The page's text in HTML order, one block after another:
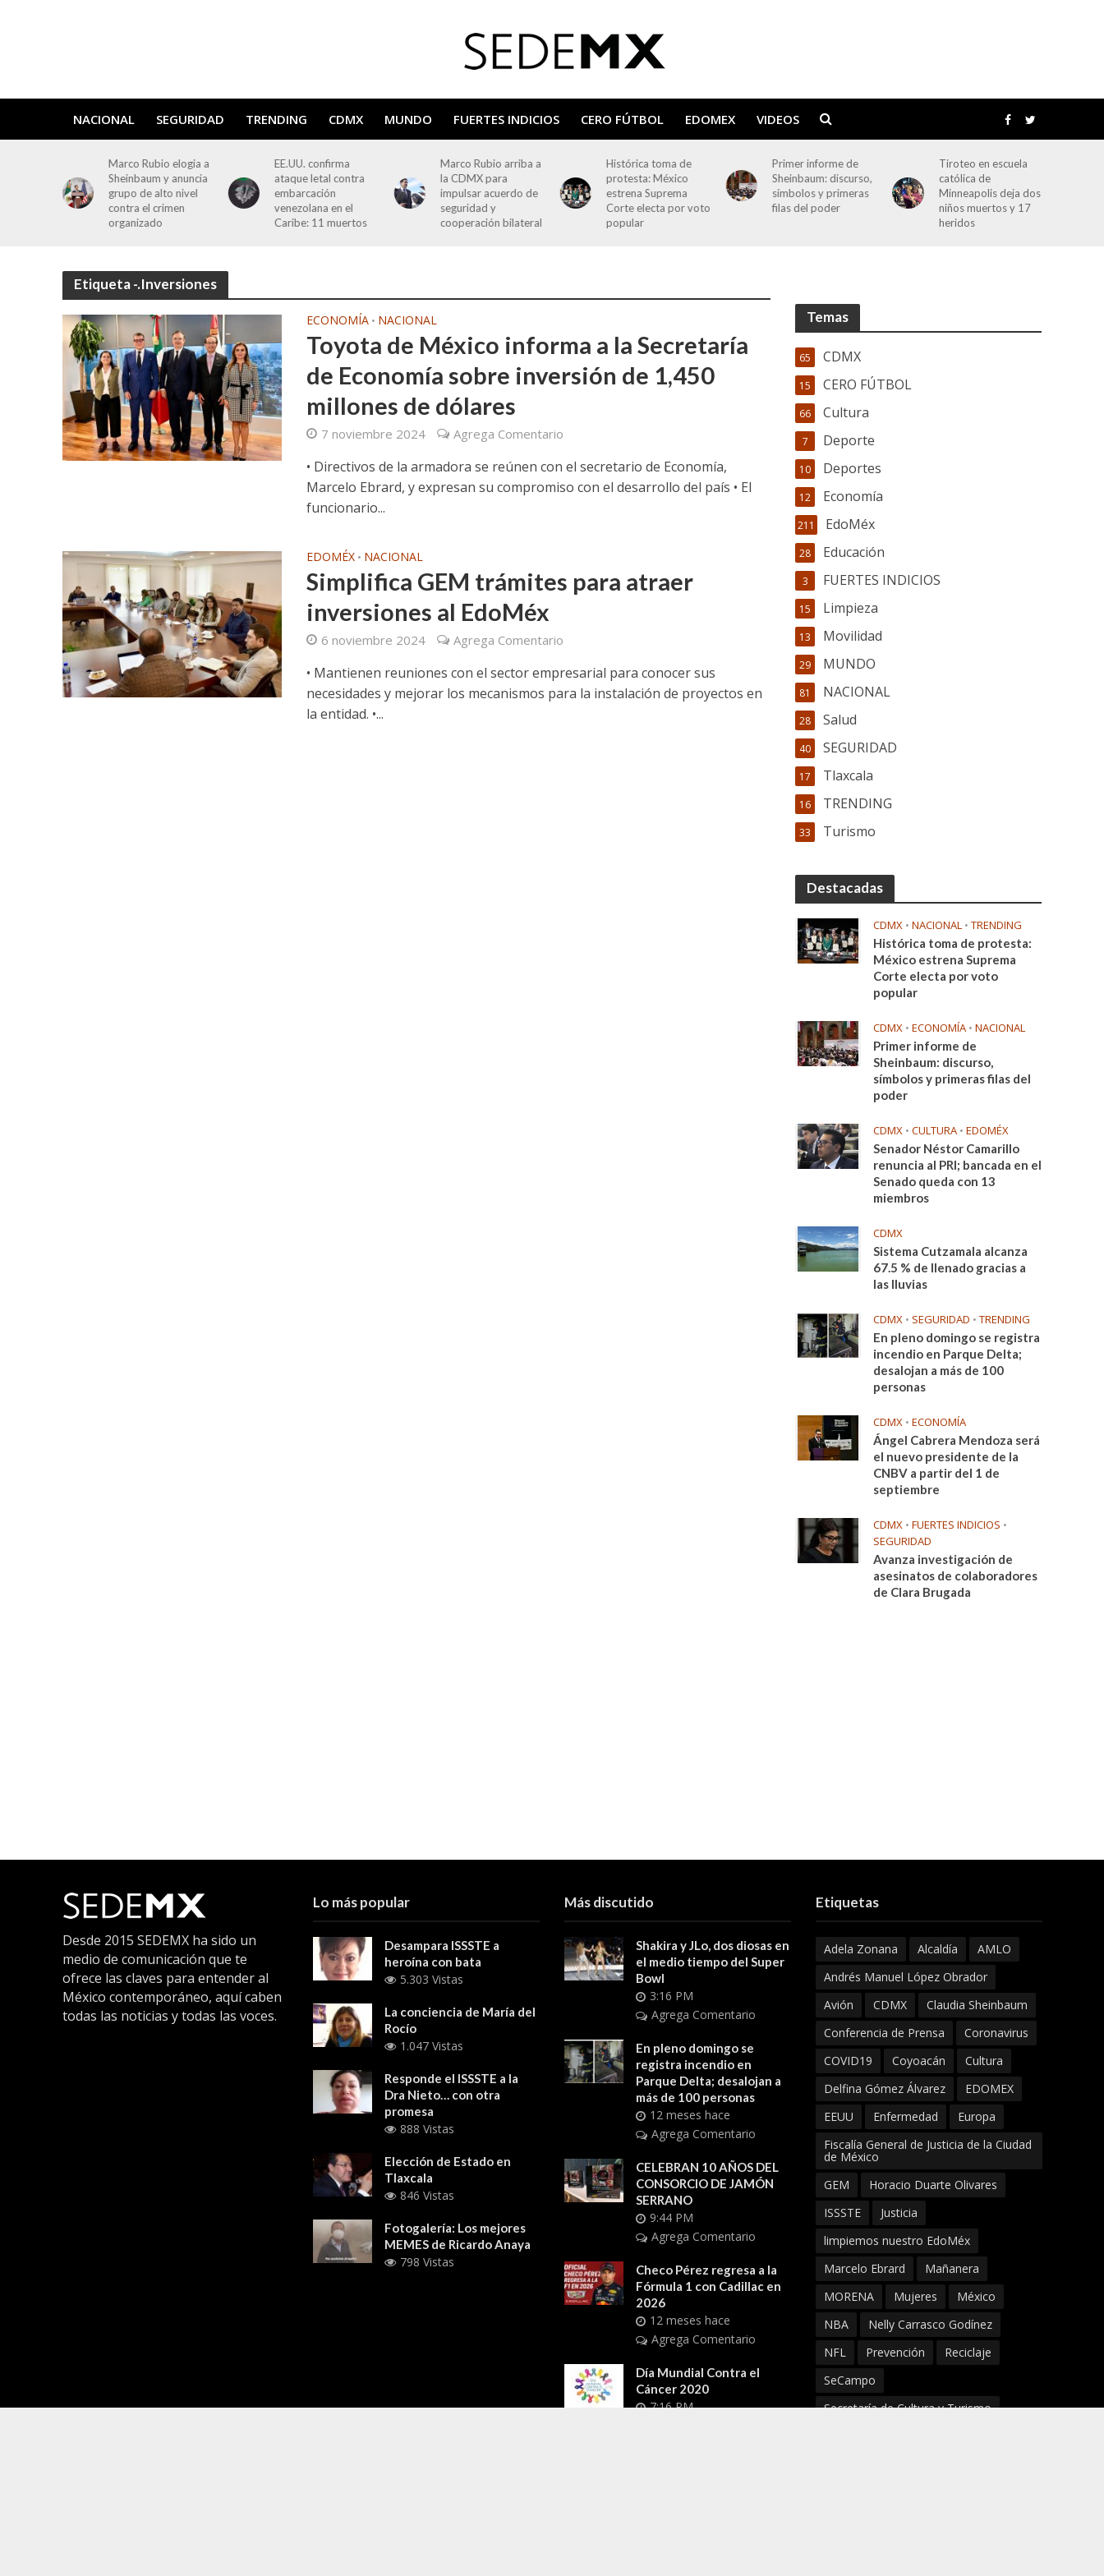
NACIONAL SEGURIDAD TRENDING CDMX MUNDO FUERTES INDICIOS CERO FÚTBOL EDOMEX VIDEOS
Marco Rubio elogia a
Sheinbaum y anuncia
grupo de alto nivel
contra el crimen
organizado
EE.UU. confirma
ataque letal contra
embarcación
venezolana en el
Caribe: 11 muertos
Marco Rubio arriba a
la CDMX para
impulsar acuerdo de
seguridad y
cooperación bilateral
Histórica toma de
protesta: México
estrena Suprema
Corte electa por voto
popular
Primer informe de
Sheinbaum: discurso,
símbolos y primeras
filas del poder
Tiroteo en escuela
católica de
Minneapolis deja dos
niños muertos y 17
heridos
Etiqueta -.Inversiones
ECONOMÍA • NACIONAL
Toyota de México informa a la Secretaría
de Economía sobre inversión de 1,450
millones de dólares
7 noviembre 2024 Agrega Comentario
• Directivos de la armadora se reúnen con el secretario de Economía,
Marcelo Ebrard, y expresan su compromiso con el desarrollo del país • El
funcionario...
EDOMÉX • NACIONAL
Simplifica GEM trámites para atraer
inversiones al EdoMéx
6 noviembre 2024 Agrega Comentario
• Mantienen reuniones con el sector empresarial para conocer sus
necesidades y mejorar los mecanismos para la instalación de proyectos en
la entidad. •...
Temas
CDMX
65
CERO FÚTBOL
15
Cultura
66
Deporte
7
Deportes
10
Economía
12
EdoMéx
211
Educación
28
FUERTES INDICIOS
3
Limpieza
15
Movilidad
13
MUNDO
29
NACIONAL
81
Salud
28
SEGURIDAD
40
Tlaxcala
17
TRENDING
16
Turismo
33
Destacadas
CDMX • NACIONAL • TRENDING
Histórica toma de protesta:
México estrena Suprema
Corte electa por voto
popular
CDMX • ECONOMÍA • NACIONAL
Primer informe de
Sheinbaum: discurso,
símbolos y primeras filas del
poder
CDMX • CULTURA • EDOMÉX
Senador Néstor Camarillo
renuncia al PRI; bancada en el
Senado queda con 13
miembros
CDMX
Sistema Cutzamala alcanza
67.5 % de llenado gracias a
las lluvias
CDMX • SEGURIDAD • TRENDING
En pleno domingo se registra
incendio en Parque Delta;
desalojan a más de 100
personas
CDMX • ECONOMÍA
Ángel Cabrera Mendoza será
el nuevo presidente de la
CNBV a partir del 1 de
septiembre
CDMX • FUERTES INDICIOS •
SEGURIDAD
Avanza investigación de
asesinatos de colaboradores
de Clara Brugada
Desde 2015 SEDEMX ha sido un
medio de comunicación que te
ofrece las claves para entender al
México contemporáneo, aquí caben
todas las noticias y todas las voces.
Lo más popular
Desampara ISSSTE a
heroína con bata
5.303 Vistas
La conciencia de María del
Rocío
1.047 Vistas
Responde el ISSSTE a la
Dra Nieto… con otra
promesa
888 Vistas
Elección de Estado en
Tlaxcala
846 Vistas
Fotogalería: Los mejores
MEMES de Ricardo Anaya
798 Vistas
Más discutido
Shakira y JLo, dos diosas en
el medio tiempo del Super
Bowl
3:16 PM
Agrega Comentario
En pleno domingo se
registra incendio en
Parque Delta; desalojan a
más de 100 personas
12 meses hace
Agrega Comentario
CELEBRAN 10 AÑOS DEL
CONSORCIO DE JAMÓN
SERRANO
9:44 PM
Agrega Comentario
Checo Pérez regresa a la
Fórmula 1 con Cadillac en
2026
12 meses hace
Agrega Comentario
Día Mundial Contra el
Cáncer 2020
7:16 PM
Etiquetas
Adela Zonana Alcaldía
AMLO
Andrés Manuel López Obrador
Avión
CDMX
Claudia Sheinbaum
Conferencia de Prensa
Coronavirus
COVID19
Coyoacán
Cultura
Delfina Gómez Álvarez
EDOMEX
EEUU
Enfermedad
Europa
Fiscalía General de Justicia de la Ciudad
de México
GEM
Horacio Duarte Olivares
ISSSTE
Justicia
limpiemos nuestro EdoMéx
Marcelo Ebrard
Mañanera
MORENA
Mujeres
México
NBA
Nelly Carrasco Godínez
NFL
Prevención
Reciclaje
SeCampo
Secretaría de Cultura y Turismo